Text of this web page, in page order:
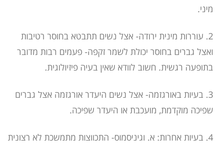
מיני.
2. עוררות מינית ירודה- אצל נשים תתבטא בחוסר רטיבות
ואצל גברים בחוסר יכולת לשמר זקפה- פעמים רבות מדובר
בתופעה רגשית. חשוב לוודא שאין בעיה פיזיולוגית.
3. בעיות באורגזמה- אצל נשים היעדר אורגזמה אצל גברים
שפיכה מוקדמת, מועכבת או היעדר שפיכה.
4. בעיות אחרות: א. וגיניסמוס- התכווצות מתמשכת לא רצונית